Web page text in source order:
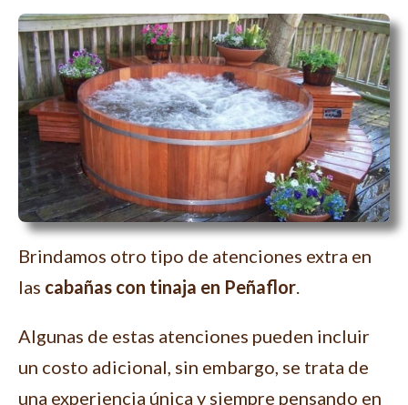
Brindamos otro tipo de atenciones extra en
las cabañas con tinaja en Peñaflor
Algunas de estas atenciones pueden incluir
un costo adicional, sin embargo, se trata de
una experiencia única y siempre pensando en